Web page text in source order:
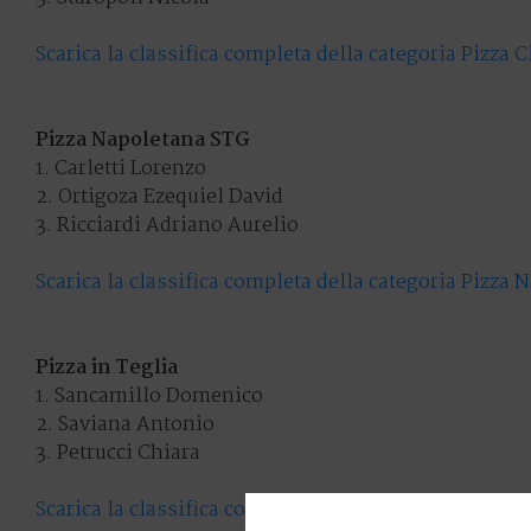
Scarica la classifica completa della categoria Pizza
Pizza Napoletana STG
1. Carletti Lorenzo
2. Ortigoza Ezequiel David
3. Ricciardi Adriano Aurelio
Scarica la classifica completa della categoria Pizza
Pizza in Teglia
1. Sancamillo Domenico
2. Saviana Antonio
3. Petrucci Chiara
Scarica la classifica completa della categoria Pizza in